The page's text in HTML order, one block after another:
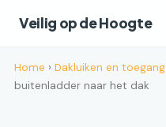
Veilig op de Hoogte
Home › Dakluiken en toegang
buitenladder naar het dak